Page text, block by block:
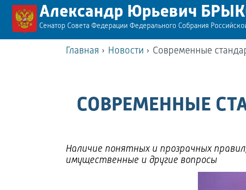
Александр Юрьевич
Сенатор Совета Федерации Федерального Собрания
Главная › Новости › Современные
СОВРЕМЕННЫЕ
Наличие понятных и прозрачных
имущественные и другие вопросы